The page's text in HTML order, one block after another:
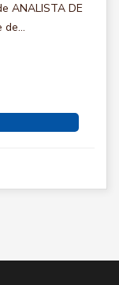
ANALISTA DE
de...